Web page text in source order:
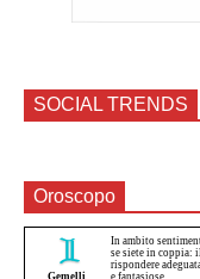
SOCIAL TRENDS
Oroscopo